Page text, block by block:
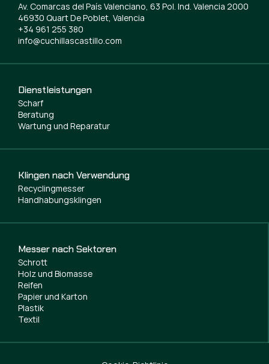
Dienstleistungen
Scharf
Beratung
Wartung und Reparatur
Klingen nach Verwendung
Recyclingmesser
Handhabungsklingen
Messer nach Sektoren
Schrott
Holz und Biomasse
Reifen
Papier und Karton
Plastik
Textil
Av. Comarcas del País Valenciano, 63 Pol. Ind. Valencia 2000
46930 Quart De Poblet, Valencia
+34 961 255 380
info@cuchillascastillo.com